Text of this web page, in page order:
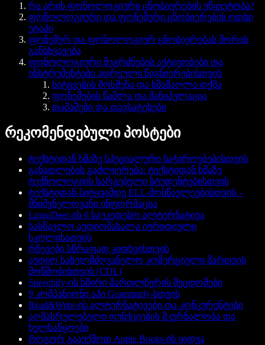
რა არის ფონოლოგიური ცნობიერების უწყვეტობა?
ფონოლოგიური და ფონემური ცნობიერების ოთხი
ეტაპი
ფონემურ და ფონოლოგიურ ცნობიერებას შორის
განსხვავება
ფონოლოგიური შეგრძნების აქტივობები და
ინსტრუმენტები ადრეული წიგნიერებისთვის
სიტყვების მოსმენა და ხმამაღლა თქმა
ფონემების წაშლა და მანიპულაცია
თამაშები და თავსატეხები
რეკომენდებული პოსტები
ტექსტიდან ხმაზე სპეციალური საჭიროებებისთვის
განათლების გაძლიერება: ტექსტიდან ხმაზე
ტექნოლოგიის სარგებელი სტუდენტებისთვის
ტექსტიდან-სიტყვამდე ELL-მოსწავლეებისთვის –
მნიშვნელოვანი ინფორმაცია
LingoDeer-ის 6 საუკეთესო ალტერნატივა
სასწავლო აუდიომასალა იურიდიული
სკოლისათვის
რჩევები სწრაფად კითხვისთვის
აუდიო სახელმძღვანელო კომერციული მართვის
მოწმობისთვის (CDL)
Speechify-ის ხშირი მართლწერის შეცდომები
9 კომპანიონი აპი Grammarly-სთვის
Read&Write-ის ალტერნატივები და კონკურენტები
აღმასრულებელი ფუნქციების მკურნალობა და
ხელსაწყოები
როგორ გააუქმოთ Apple Books-ის ყიდვა